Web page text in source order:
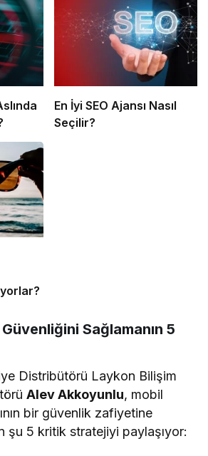
En İyi SEO Ajansı Nasıl
Seçilir?
Sağlamanın 5
Distribütörü Laykon Bilişim
Alev Akkoyunlu, mobil
bir güvenlik zafiyetine
şu 5 kritik stratejiyi paylaşıyor: